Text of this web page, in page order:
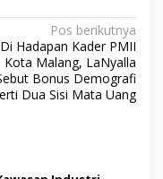
Pos berikutnya
Di Hadapan Kader PMII
Kota Malang, LaNyalla
Bonus Demografi
Dua Sisi Mata Uang